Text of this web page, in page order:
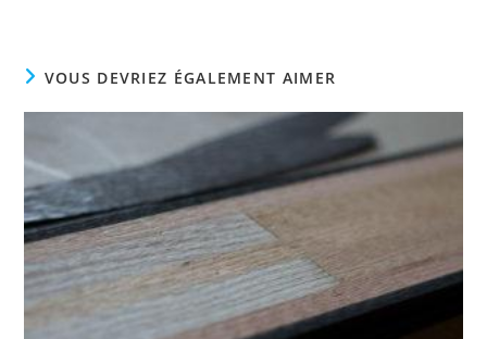
VOUS DEVRIEZ ÉGALEMENT AIMER